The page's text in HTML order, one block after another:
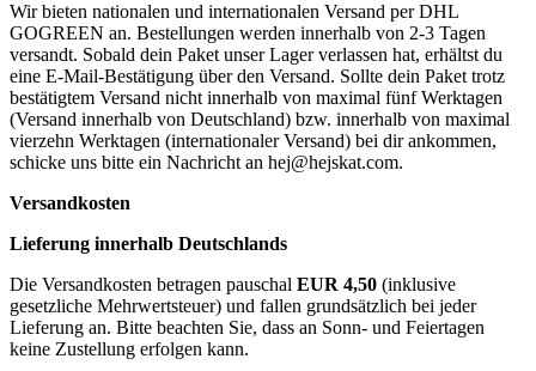
Wir bieten nationalen und internationalen Versand per DHL
GOGREEN an. Bestellungen werden innerhalb von 2-3 Tagen
versandt. Sobald dein Paket unser Lager verlassen hat, erhältst du
eine E-Mail-Bestätigung über den Versand. Sollte dein Paket trotz
bestätigtem Versand nicht innerhalb von maximal fünf Werktagen
(Versand innerhalb von Deutschland) bzw. innerhalb von maximal
vierzehn Werktagen (internationaler Versand) bei dir ankommen,
schicke uns bitte ein Nachricht an hej@hejskat.com.
Versandkosten
Lieferung innerhalb Deutschlands
Die Versandkosten betragen pauschal EUR 4,50 (inklusive
gesetzliche Mehrwertsteuer) und fallen grundsätzlich bei jeder
Lieferung an. Bitte beachten Sie, dass an Sonn- und Feiertagen
keine Zustellung erfolgen kann.